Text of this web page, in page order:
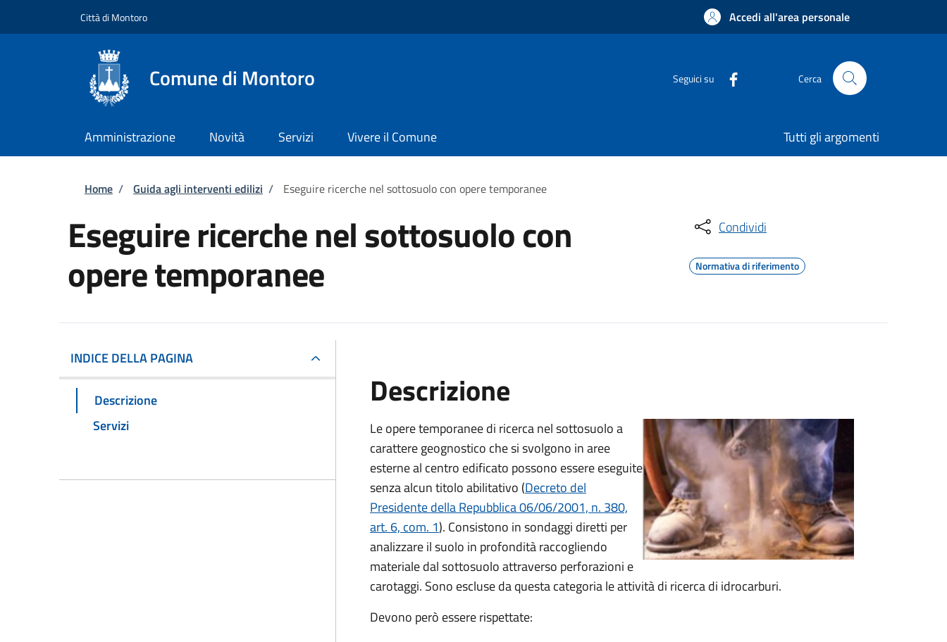
Città di Montoro Accedi all'area personale
Comune di Montoro Seguici su Cerca
Amministrazione Novità Servizi Vivere il Comune Tutti gli argomenti
Briciole di pane
Home / Guida agli interventi edilizi / Eseguire ricerche nel sottosuolo con opere temporanee
Eseguire ricerche nel sottosuolo con
opere temporanee
Condividi
Normativa di riferimento
INDICE DELLA PAGINA
Descrizione
Servizi
Descrizione
Le opere temporanee di ricerca nel sottosuolo a
carattere geognostico che si svolgono in aree
esterne al centro edificato possono essere eseguite
senza alcun titolo abilitativo (Decreto del
Presidente della Repubblica 06/06/2001, n. 380,
art. 6, com. 1). Consistono in sondaggi diretti per
analizzare il suolo in profondità raccogliendo
materiale dal sottosuolo attraverso perforazioni e
carotaggi. Sono escluse da questa categoria le attività di ricerca di idrocarburi.
Devono però essere rispettate: